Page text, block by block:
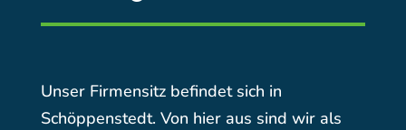
Unser Firmensitz befindet sich in
Schöppenstedt. Von hier aus sind wir als